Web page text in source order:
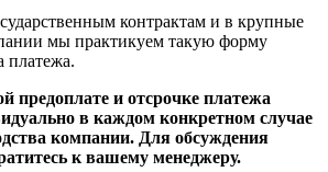
контрактам и в крупные
мы практикуем такую форму
платежа.
предоплате и отсрочке платежа
в каждом конкретном случае
компании. Для обсуждения
к вашему менеджеру.